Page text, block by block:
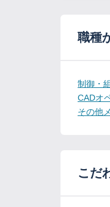
職種
制御・
CADオ
その他
こだ